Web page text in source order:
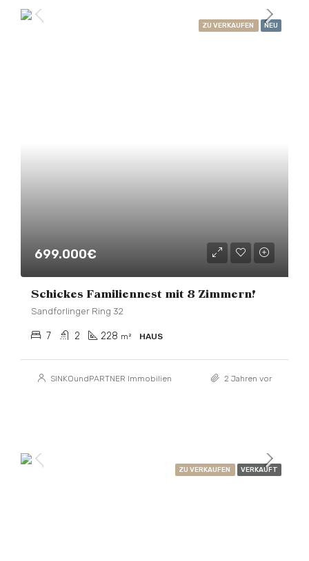
ZU VERKAUFEN NEU
699.000€
Schickes Familiennest mit 8 Zimmern!
Sandforlinger Ring 32
7 2 228 m² HAUS
SINKOundPARTNER Immobilien 2 Jahren vor
ZU VERKAUFEN VERKAUFT